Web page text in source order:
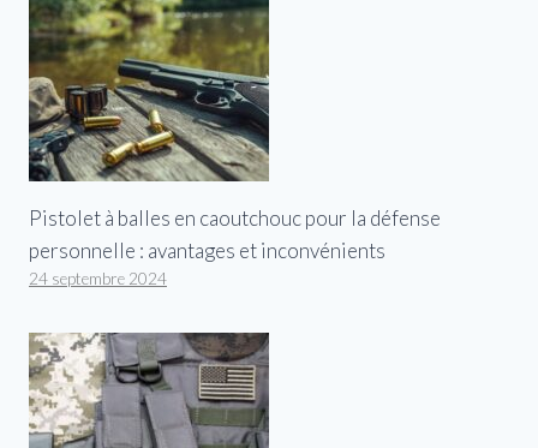
Pistolet à balles en caoutchouc pour la défense
personnelle : avantages et inconvénients
24 septembre 2024